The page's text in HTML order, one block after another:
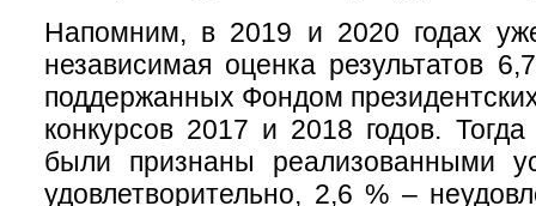
Напомним, в 2019 и 2020 годах
независимая оценка результатов
поддержанных Фондом
конкурсов 2017 и 2018 годов.
были признаны реализованными
удовлетворительно, 2,6 % –